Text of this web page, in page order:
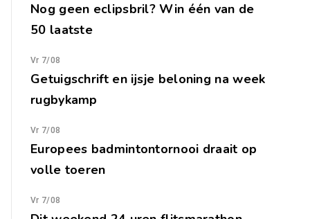
Nog geen eclipsbril? Win één van de
50 laatste
Vr 7/08
Getuigschrift en ijsje beloning na week
rugbykamp
Vr 7/08
Europees badmintontornooi draait op
volle toeren
Vr 7/08